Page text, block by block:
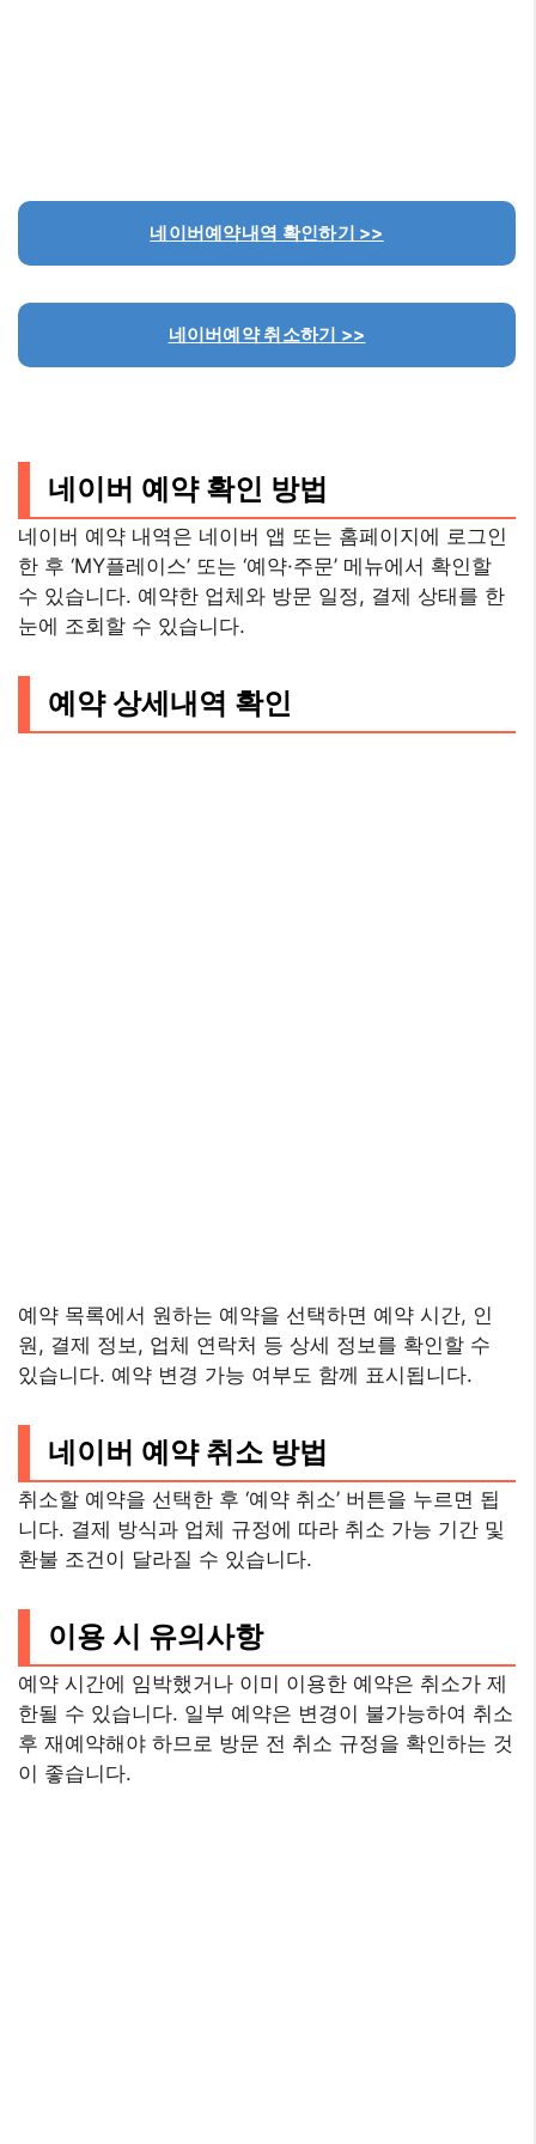
네이버예약내역 확인하기 >>
네이버예약 취소하기 >>
네이버 예약 확인 방법
네이버 예약 내역은 네이버 앱 또는 홈페이지에 로그인
한 후 ‘MY플레이스’ 또는 ‘예약·주문’ 메뉴에서 확인할
수 있습니다. 예약한 업체와 방문 일정, 결제 상태를 한
눈에 조회할 수 있습니다.
예약 상세내역 확인
예약 목록에서 원하는 예약을 선택하면 예약 시간, 인
원, 결제 정보, 업체 연락처 등 상세 정보를 확인할 수
있습니다. 예약 변경 가능 여부도 함께 표시됩니다.
네이버 예약 취소 방법
취소할 예약을 선택한 후 ‘예약 취소’ 버튼을 누르면 됩
니다. 결제 방식과 업체 규정에 따라 취소 가능 기간 및
환불 조건이 달라질 수 있습니다.
이용 시 유의사항
예약 시간에 임박했거나 이미 이용한 예약은 취소가 제
한될 수 있습니다. 일부 예약은 변경이 불가능하여 취소
후 재예약해야 하므로 방문 전 취소 규정을 확인하는 것
이 좋습니다.